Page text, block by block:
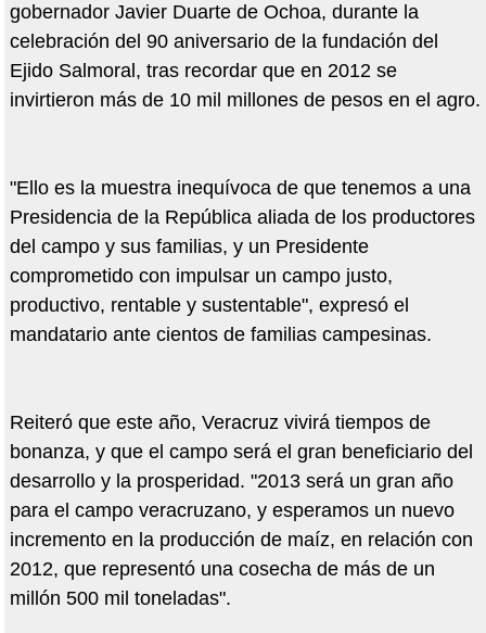
gobernador Javier Duarte de Ochoa, durante la
celebración del 90 aniversario de la fundación del
Ejido Salmoral, tras recordar que en 2012 se
invirtieron más de 10 mil millones de pesos en el agro.
"Ello es la muestra inequívoca de que tenemos a una
Presidencia de la República aliada de los productores
del campo y sus familias, y un Presidente
comprometido con impulsar un campo justo,
productivo, rentable y sustentable", expresó el
mandatario ante cientos de familias campesinas.
Reiteró que este año, Veracruz vivirá tiempos de
bonanza, y que el campo será el gran beneficiario del
desarrollo y la prosperidad. "2013 será un gran año
para el campo veracruzano, y esperamos un nuevo
incremento en la producción de maíz, en relación con
2012, que representó una cosecha de más de un
millón 500 mil toneladas".